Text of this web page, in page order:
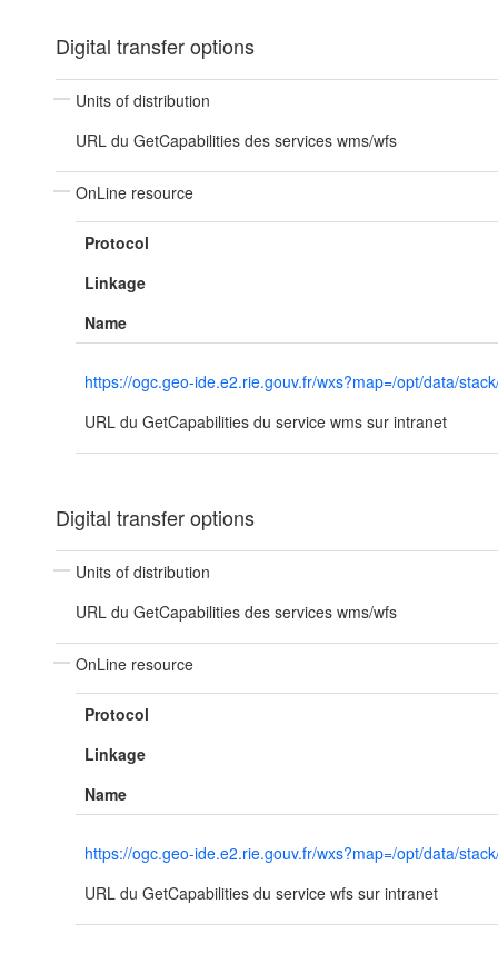
Digital transfer options
Units of distribution
URL du GetCapabilities des services wms/wfs
OnLine resource
Protocol
Linkage
Name
https://ogc.geo-ide.e2.rie.gouv.fr/wxs?map=/opt/data/
URL du GetCapabilities du service wms sur intranet
Digital transfer options
Units of distribution
URL du GetCapabilities des services wms/wfs
OnLine resource
Protocol
Linkage
Name
https://ogc.geo-ide.e2.rie.gouv.fr/wxs?map=/opt/data/
URL du GetCapabilities du service wfs sur intranet